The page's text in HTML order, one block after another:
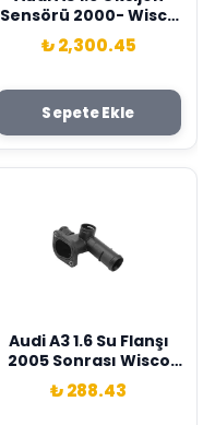
Sensörü 2000- Wisco
Marka 06A906262Af
₺ 2,300.45
Sepete Ekle
Audi A3 1.6 Su Flanşı
2005 Sonrası Wisco
Marka 06A121132AL
₺ 288.43